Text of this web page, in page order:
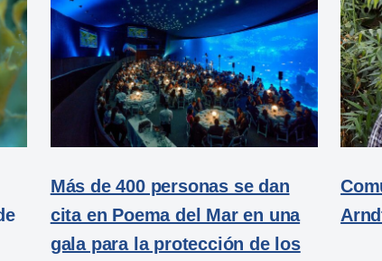
Más de 400 personas se dan
cita en Poema del Mar en una
gala para la protección de los